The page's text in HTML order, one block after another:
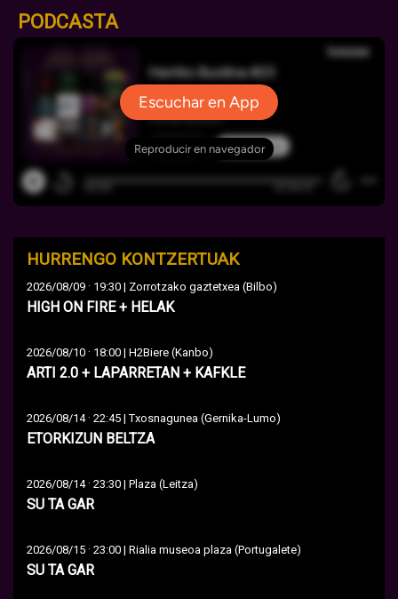
PODCASTA
HURRENGO KONTZERTUAK
2026/08/09 · 19:30 | Zorrotzako gaztetxea (Bilbo)
HIGH ON FIRE + HELAK
2026/08/10 · 18:00 | H2Biere (Kanbo)
ARTI 2.0 + LAPARRETAN + KAFKLE
2026/08/14· 22:45 | Txosnagunea (Gernika-Lumo)
ETORKIZUN BELTZA
2026/08/14· 23:30 | Plaza (Leitza)
SU TA GAR
2026/08/15 · 23:00 | Rialia museoa plaza (Portugalete)
SU TA GAR